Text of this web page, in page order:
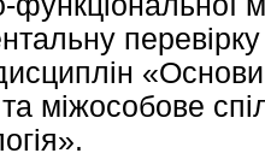
перевірку
та міжособове